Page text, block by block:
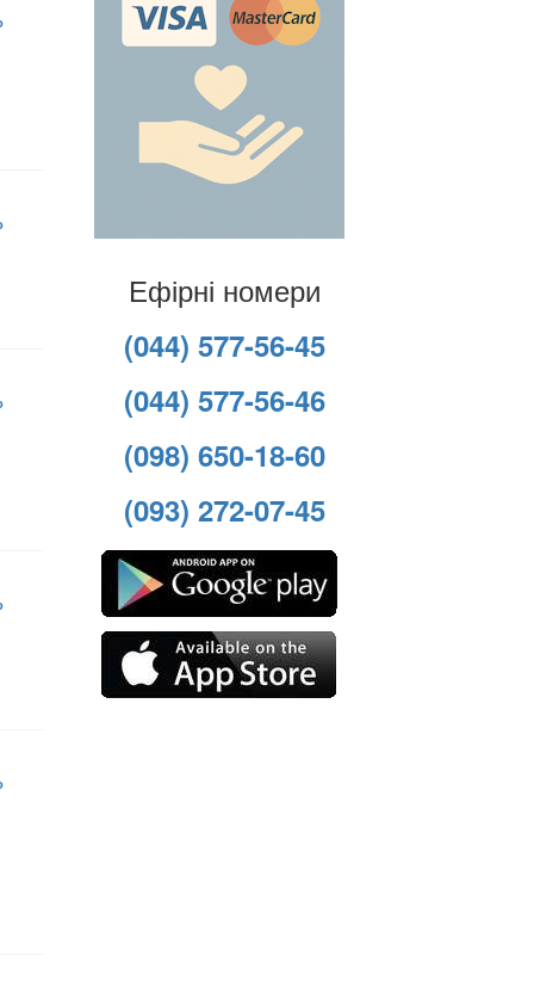
Ефірні номери
(044) 577-56-45
(044) 577-56-46
(098) 650-18-60
(093) 272-07-45